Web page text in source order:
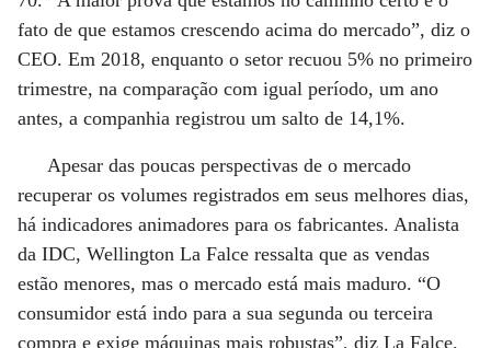
fato de que estamos crescendo acima do mercado”, diz o
CEO. Em 2018, enquanto o setor recuou 5% no primeiro
trimestre, na comparação com igual período, um ano
antes, a companhia registrou um salto de 14,1%.
Apesar das poucas perspectivas de o mercado
recuperar os volumes registrados em seus melhores dias,
há indicadores animadores para os fabricantes. Analista
da IDC, Wellington La Falce ressalta que as vendas
estão menores, mas o mercado está mais maduro. “O
consumidor está indo para a sua segunda ou terceira
compra e exige máquinas mais robustas”, diz La Falce.